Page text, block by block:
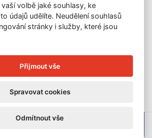
523 739
| E-mail:
+420603284668, +420603284651 |
volbě jaké souhlasy, ke
údajů udělíte. Neudělení souhlasů
stránky i služby, které jsou
Přijmout vše
Spravovat cookies
Odmítnout vše